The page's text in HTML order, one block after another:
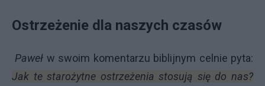
Ostrzeżenie dla naszych czasów
Paweł w swoim komentarzu biblijnym celnie pyta:
Jak te starożytne ostrzeżenia stosują się do nas?